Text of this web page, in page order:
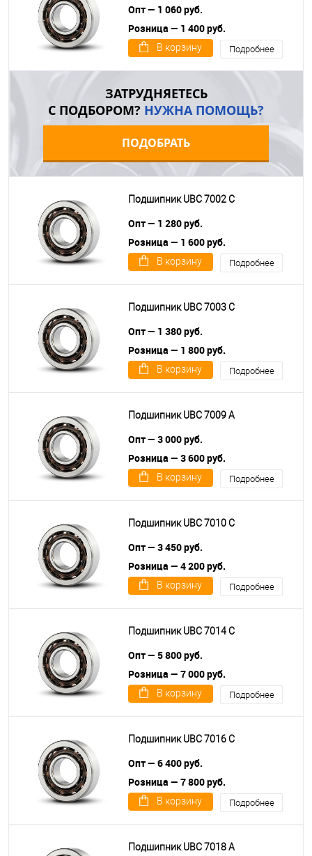
Опт — 1 060 руб.
Розница — 1 400 руб.
В корзину Подробнее
ЗАТРУДНЯЕТЕСЬ
С ПОДБОРОМ? НУЖНА ПОМОЩЬ?
ПОДОБРАТЬ
Подшипник UBC 7002 C
Опт — 1 280 руб.
Розница — 1 600 руб.
В корзину Подробнее
Подшипник UBC 7003 C
Опт — 1 380 руб.
Розница — 1 800 руб.
В корзину Подробнее
Подшипник UBC 7009 A
Опт — 3 000 руб.
Розница — 3 600 руб.
В корзину Подробнее
Подшипник UBC 7010 C
Опт — 3 450 руб.
Розница — 4 200 руб.
В корзину Подробнее
Подшипник UBC 7014 C
Опт — 5 800 руб.
Розница — 7 000 руб.
В корзину Подробнее
Подшипник UBC 7016 C
Опт — 6 400 руб.
Розница — 7 800 руб.
В корзину Подробнее
Подшипник UBC 7018 A